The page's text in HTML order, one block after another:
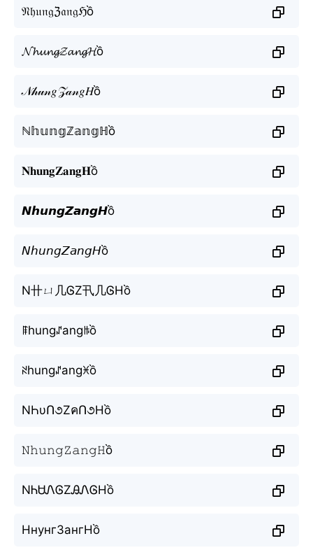
𝔑𝔥𝔲𝔫𝔤ℨ𝔞𝔫𝔤ℌồ
𝓝𝓱𝓾𝓷𝓰𝓩𝓪𝓷𝓰𝓗ồ
𝒩𝒽𝓊𝓃𝑔𝒵𝒶𝓃𝑔𝐻ồ
ℕ𝕙𝕦𝕟𝕘ℤ𝕒𝕟𝕘ℍồ
𝐍𝐡𝐮𝐧𝐠𝐙𝐚𝐧𝐠𝐇ồ
𝙉𝙝𝙪𝙣𝙜𝙕𝙖𝙣𝙜𝙃ồ
𝘕𝘩𝘶𝘯𝘨𝘡𝘢𝘯𝘨𝘏ồ
N卄ㄩ几ᎶZ卂几ᎶHồ
ꁹhungꁴangꑛồ
ꋊhungꁴangꁝồ
NҺυՈ૭ZคՈ૭Hồ
𝙽𝚑𝚞𝚗𝚐𝚉𝚊𝚗𝚐𝙷ồ
NᏂᏌᏁᎶZᎯᏁᎶHồ
НнунгЗангНồ